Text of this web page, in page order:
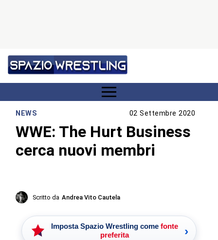
NEWS 02 Settembre 2020
WWE: The Hurt Business
cerca nuovi membri
Scritto da Andrea Vito Cautela
Imposta Spazio Wrestling come fonte
preferita
›